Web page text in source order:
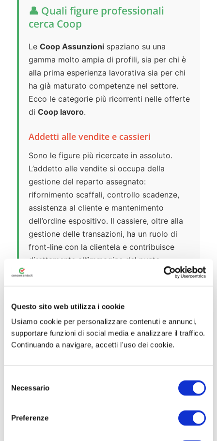
Questo sito web utilizza i cookie
Usiamo cookie per personalizzare contenuti e annunci,
supportare funzioni di social media e analizzare il traffico.
Continuando a navigare, accetti l'uso dei cookie.
Necessario
Preferenze
👤 Quali figure professionali
cerca Coop
Le Coop Assunzioni spaziano su una
gamma molto ampia di profili, sia per chi è
alla prima esperienza lavorativa sia per chi
ha già maturato competenze nel settore.
Ecco le categorie più ricorrenti nelle offerte
di Coop lavoro.
Addetti alle vendite e cassieri
Sono le figure più ricercate in assoluto.
L’addetto alle vendite si occupa della
gestione del reparto assegnato:
rifornimento scaffali, controllo scadenze,
assistenza al cliente e mantenimento
dell’ordine espositivo. Il cassiere, oltre alla
gestione delle transazioni, ha un ruolo di
front-line con la clientela e contribuisce
direttamente all’immagine del punto
vendita. Per entrambe le posizioni è
spesso non indispensabile.
Responsabili di reparto e capi area
con la direzione del punto vendita. Si tratta